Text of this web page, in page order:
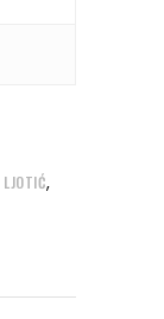
LJOTIĆ,